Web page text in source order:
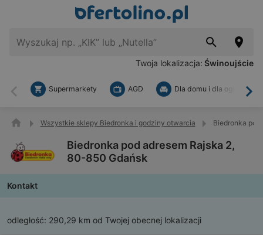
Twoja lokalizacja: Świnoujście
Wstecz
Supermarkety AGD Dla domu i dla ogrodu
Wszystkie sklepy Biedronka i godziny otwarcia Biedronka
Biedronka pod adresem Rajska 2,
80-850 Gdańsk
Kontakt
odległość: 290,29 km od Twojej obecnej lokalizacji